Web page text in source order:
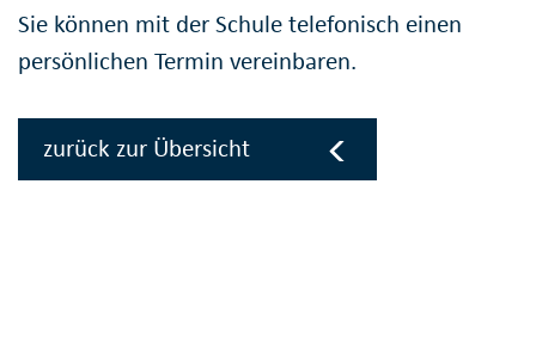
Sie können mit der Schule telefonisch einen
persönlichen Termin vereinbaren.
zurück zur Übersicht